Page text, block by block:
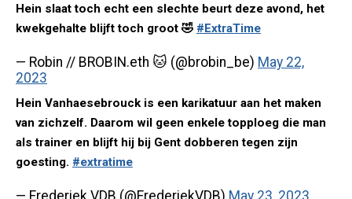
Hein slaat toch echt een slechte beurt deze avond, het
kwekgehalte blijft toch groot 🤣 #ExtraTime
— Robin // BROBIN.eth 🐱 (@brobin_be) May 22,
2023
Hein Vanhaesebrouck is een karikatuur aan het maken
van zichzelf. Daarom wil geen enkele topploeg die man
als trainer en blijft hij bij Gent dobberen tegen zijn
goesting. #extratime